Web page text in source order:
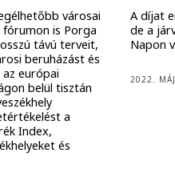
városai
is Porga
távú terveit,
beruházást és
európai
belül tisztán
a
Index,
és
A díjat
de a
Napon
2022.